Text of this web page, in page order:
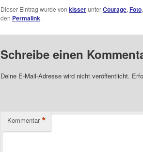
Dieser Eintrag wurde von kisserunterCourage,Foto,
den Permalink.
Schreibe einen
Deine E-Mail-Adresse wird nicht veröffentlicht.
Kommentar *